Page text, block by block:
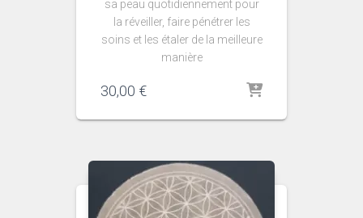
sa peau quotidiennement pour
la réveiller, faire pénétrer les
soins et les étaler de la meilleure
manière
30,00 €